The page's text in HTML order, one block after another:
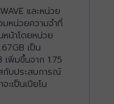
และหน่วย
หน่วยความจำที่
หน้าโดยหน่วย
เป็น
เพิ่มขึ้นจาก 1.75
กับประสบการณ์
ะเป็นเปียโน